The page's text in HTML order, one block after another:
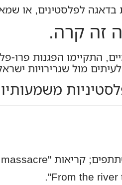
לפלסטינים, או שמא
זה קרה.
התקיימו הפגנות
מול שגרירויות